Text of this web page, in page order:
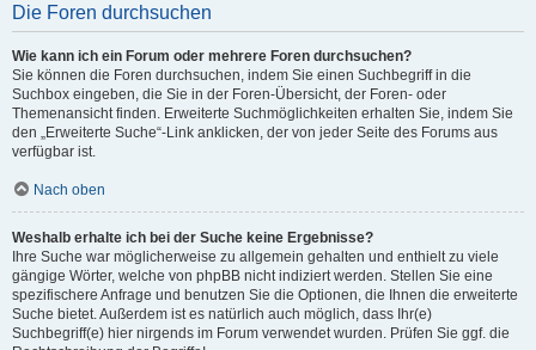
Die Foren durchsuchen
Wie kann ich ein Forum oder mehrere Foren durchsuchen?
Sie können die Foren durchsuchen, indem Sie einen Suchbegriff in die
Suchbox eingeben, die Sie in der Foren-Übersicht, der Foren- oder
Themenansicht finden. Erweiterte Suchmöglichkeiten erhalten Sie, indem Sie
den „Erweiterte Suche“-Link anklicken, der von jeder Seite des Forums aus
verfügbar ist.
Nach oben
Weshalb erhalte ich bei der Suche keine Ergebnisse?
Ihre Suche war möglicherweise zu allgemein gehalten und enthielt zu viele
gängige Wörter, welche von phpBB nicht indiziert werden. Stellen Sie eine
spezifischere Anfrage und benutzen Sie die Optionen, die Ihnen die erweiterte
Suche bietet. Außerdem ist es natürlich auch möglich, dass Ihr(e)
Suchbegriff(e) hier nirgends im Forum verwendet wurden. Prüfen Sie ggf. die